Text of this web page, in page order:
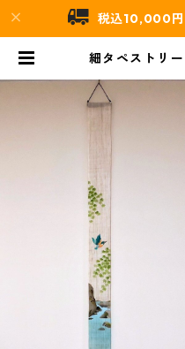
税込10,000円
細タペストリ